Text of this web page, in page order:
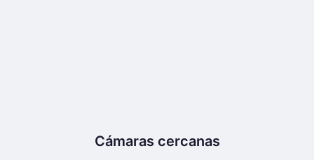
Cámaras cercanas